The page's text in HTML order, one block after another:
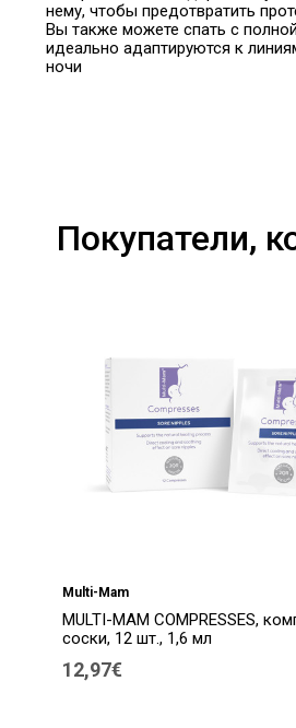
нему, чтобы предотвратить
Вы также можете спать с
идеально адаптируются к
ночи
Покупатели,
Multi-Mam
MULTI-MAM COMPRESSES,
соски, 12 шт., 1,6 мл
12,97€